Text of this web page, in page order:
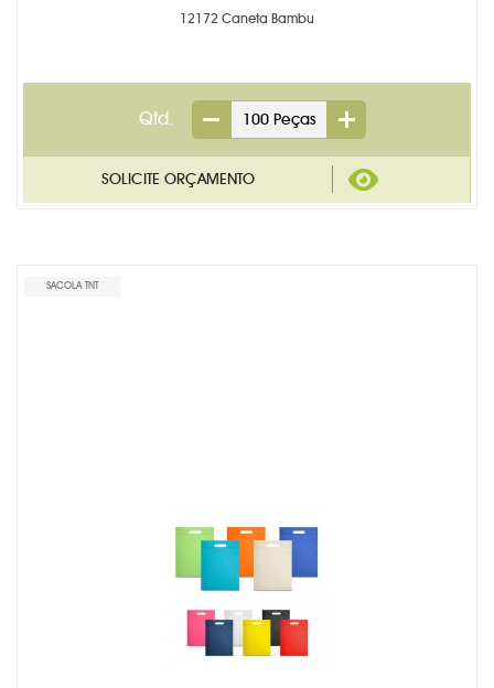
12172 Caneta Bambu
Qtd.
SACOLA TNT